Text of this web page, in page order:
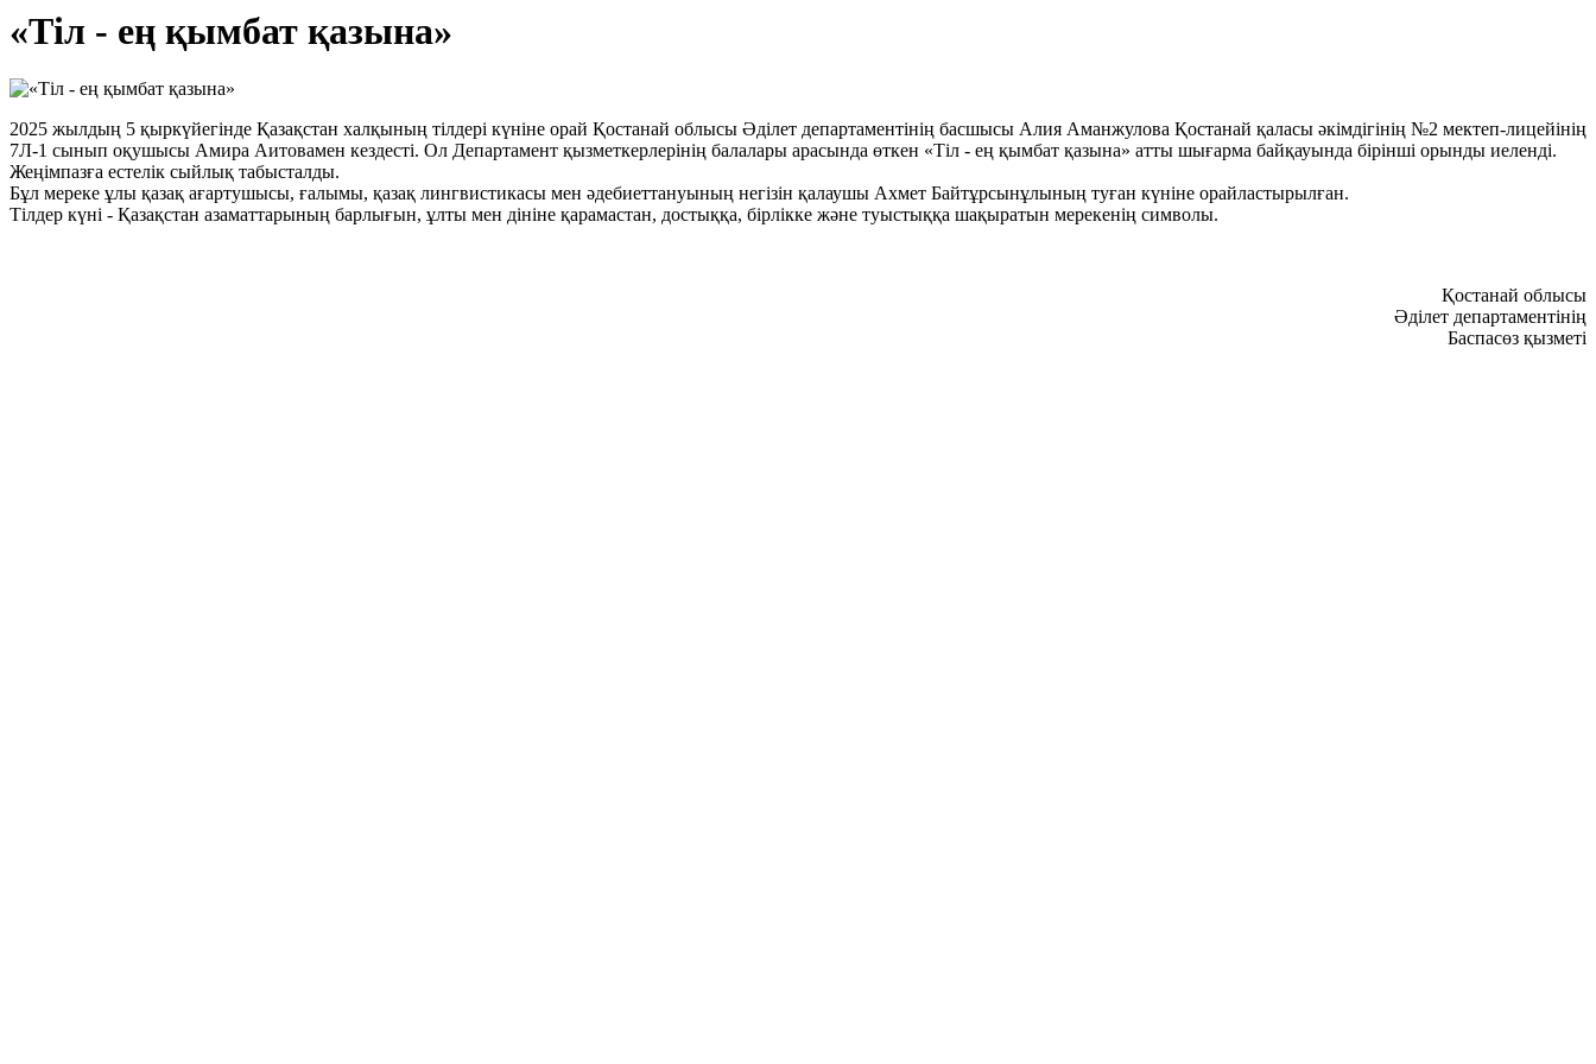
«Тіл - ең қымбат қазына»
2025 жылдың 5 қыркүйегінде Қазақстан халқының тілдері күніне орай Қостанай облысы Әділет департаментінің басшысы Алия Аманжулова Қостанай қаласы әкімдігінің №2 мектеп-лицейінің
7Л-1 сынып оқушысы Амира Аитовамен кездесті. Ол Департамент қызметкерлерінің балалары арасында өткен «Тіл - ең қымбат қазына» атты шығарма байқауында бірінші орынды иеленді.
Жеңімпазға естелік сыйлық табысталды.
Бұл мереке ұлы қазақ ағартушысы, ғалымы, қазақ лингвистикасы мен әдебиеттануының негізін қалаушы Ахмет Байтұрсынұлының туған күніне орайластырылған.
Тілдер күні - Қазақстан азаматтарының барлығын, ұлты мен дініне қарамастан, достыққа, бірлікке және туыстыққа шақыратын мерекенің символы.
Қостанай облысы
Әділет департаментінің
Баспасөз қызметі